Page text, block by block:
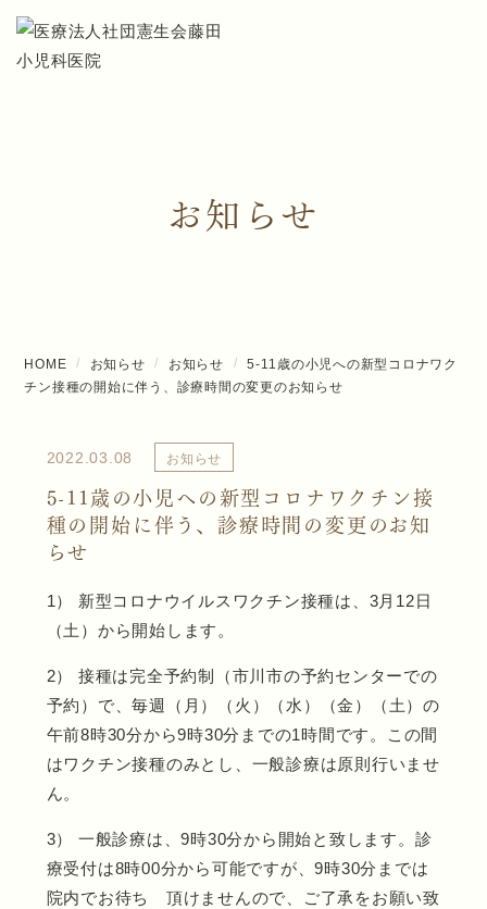
お知らせ
HOME お知らせ お知らせ
5-11歳の小児への新型コロナワク
チン接種の開始に伴う、診療時間の変更のお知らせ
2022.03.08 お知らせ
5-11歳の小児への新型コロナワクチン接
種の開始に伴う、診療時間の変更のお知
らせ
1） 新型コロナウイルスワクチン接種は、3月12日
（土）から開始します。
2） 接種は完全予約制（市川市の予約センターでの
予約）で、毎週（月）（火）（水）（金）（土）の
午前8時30分から9時30分までの1時間です。この間
はワクチン接種のみとし、一般診療は原則行いませ
ん。
3） 一般診療は、9時30分から開始と致します。診
療受付は8時00分から可能ですが、9時30分までは
院内でお待ち 頂けませんので、ご了承をお願い致